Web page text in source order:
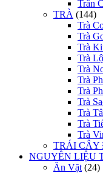
Trân
TRÀ (144)
Trà
Trà
Trà
Trà
Trà
Trà
Trà
Trà
Trà
Trà
Trà
TRÁI CÂY
NGUYÊN LIỆU
Ăn Vặt (24)